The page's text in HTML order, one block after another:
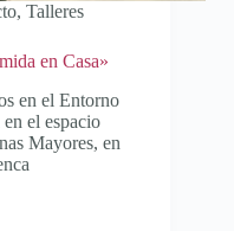
, Talleres
en Casa»
en el Entorno
en el espacio
Mayores, en